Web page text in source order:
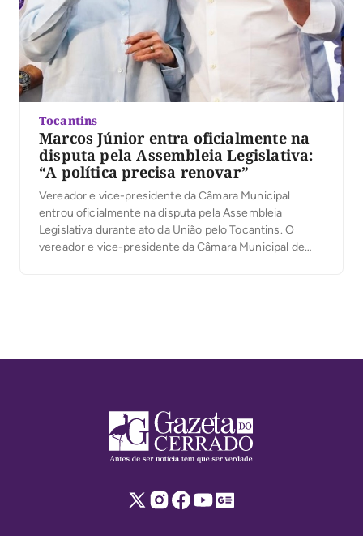
Tocantins
Marcos Júnior entra oficialmente na
disputa pela Assembleia Legislativa:
“A política precisa renovar”
Vereador e vice-presidente da Câmara Municipal
entrou oficialmente na disputa pela Assembleia
Legislativa durante ato da União pelo Tocantins. O
vereador e vice-presidente da Câmara Municipal de